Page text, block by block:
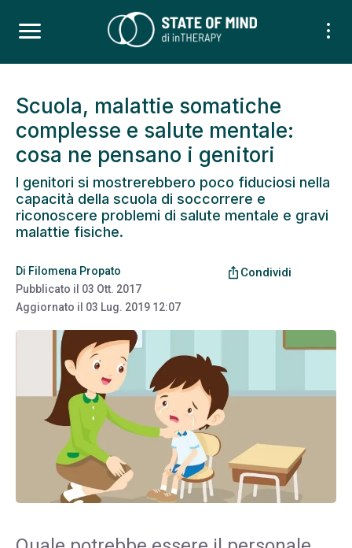
Scuola, malattie somatiche
complesse e salute mentale:
cosa ne pensano i genitori
I genitori si mostrerebbero poco fiduciosi nella
capacità della scuola di soccorrere e
riconoscere problemi di salute mentale e gravi
malattie fisiche.
Di Filomena Propato
Pubblicato il 03 Ott. 2017
Aggiornato il 03 Lug. 2019 12:07
ios_share Condividi